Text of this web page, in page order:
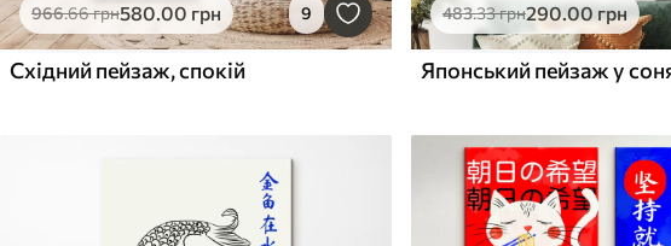
966.66грн580.00 грн 9
Східний пейзаж, спокій
483.33грн290.00 грн